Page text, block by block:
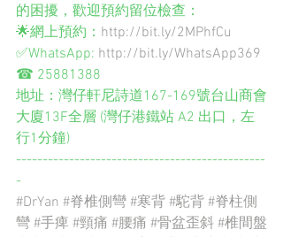
的困擾，歡迎預約留位檢查：
🌟網上預約： http://bit.ly/2MPhfCu
✅WhatsApp: http://bit.ly/WhatsApp369
☎ 25881388
地址：灣仔軒尼詩道167-169號台山商會
大廈13F全層 (灣仔港鐵站 A2 出口，左
行1分鐘)
-----------------------------------------------
-
#DrYan #脊椎側彎 #寒背 #駝背 #脊柱側
彎 #手痺 #頸痛 #腰痛 #骨盆歪斜 #椎間盤